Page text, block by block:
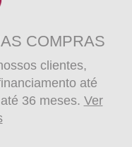
COMPRAS
clientes,
até
36 meses. Ver